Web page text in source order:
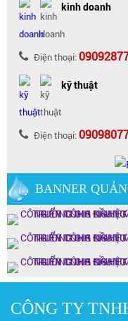
kinh doanh
Điện thoại:
kỹ thuật
Điện thoại:
BANNER
CÔNG TY